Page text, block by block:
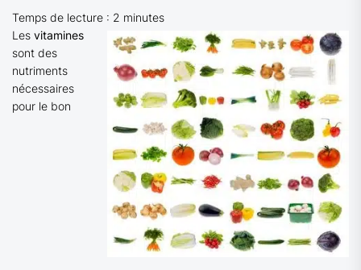
Temps de lecture : 2 minutes
Les vitamines
sont des
nutriments
nécessaires
pour le bon